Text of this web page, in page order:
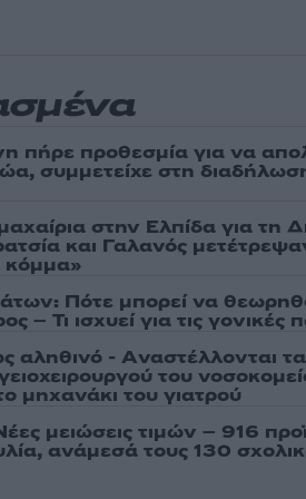
πήρε προθεσμία για να
συμμετείχε στη
στην Ελπίδα για τη
και Γαλανός
κόμμα»
Πότε μπορεί να
– Τι ισχυεί για τις γονικές
αληθινό - Aναστέλλονται
του
μηχανάκι του γιατρού
μειώσεις τιμών – 916
ανάμεσά τους 130